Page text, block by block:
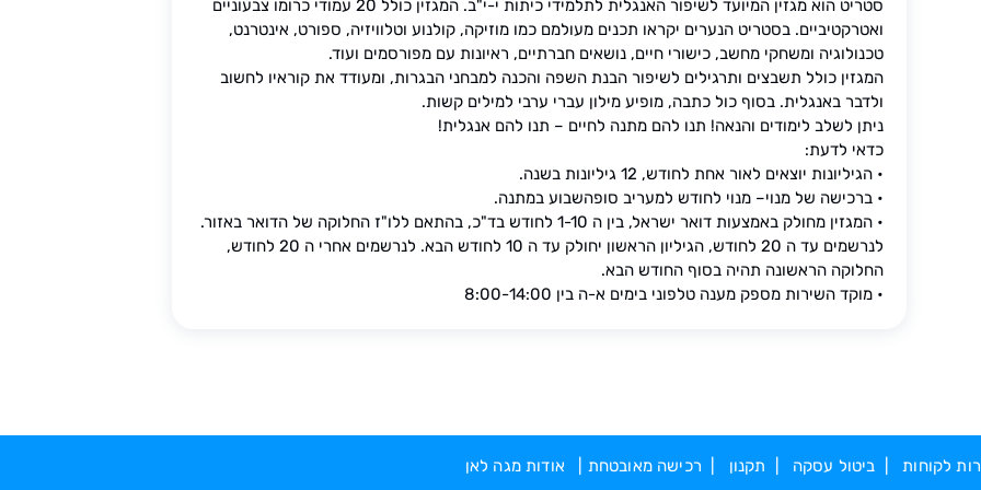
סטריט הוא מגזין המיועד לשיפור האנגלית לתלמידי כיתות י-י"ב. המגזין כולל 20 עמודי כרומו צבעוניים
ואטרקטיביים. בסטריט הנערים יקראו תכנים מעולמם כמו מוזיקה, קולנוע וטלוויזיה, ספורט, אינטרנט,
טכנולוגיה ומשחקי מחשב, כישורי חיים, נושאים חברתיים, ראיונות עם מפורסמים ועוד.
המגזין כולל תשבצים ותרגילים לשיפור הבנת השפה והכנה למבחני הבגרות, ומעודד את קוראיו לחשוב
ולדבר באנגלית. בסוף כול כתבה, מופיע מילון עברי ערבי למילים קשות.
ניתן לשלב לימודים והנאה! תנו להם מתנה לחיים – תנו להם אנגלית!
כדאי לדעת:
• הגיליונות יוצאים לאור אחת לחודש, 12 גיליונות בשנה.
• ברכישה של מנוי– מנוי לחודש למעריב סופהשבוע במתנה.
• המגזין מחולק באמצעות דואר ישראל, בין ה 1-10 לחודש בד"כ, בהתאם ללו"ז החלוקה של הדואר באזור.
לנרשמים עד ה 20 לחודש, הגיליון הראשון יחולק עד ה 10 לחודש הבא. לנרשמים אחרי ה 20 לחודש,
החלוקה הראשונה תהיה בסוף החודש הבא.
• מוקד השירות מספק מענה טלפוני בימים א-ה בין 8:00-14:00
לקוחות ביטול עסקה תקנון רכישה מאובטחת אודות מגה לאן